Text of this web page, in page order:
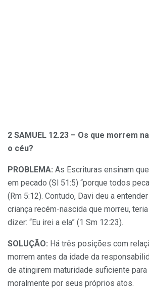
2 SAMUEL 12.23 – Os que morrem
o céu?
PROBLEMA: As Escrituras ensinam
em pecado (Sl 51:5) “porque todos
(Rm 5:12). Contudo, Davi deu a
criança recém-nascida que morreu,
dizer: “Eu irei a ela” (1 Sm 12:23).
SOLUÇÃO: Há três posições com
morrem antes da idade da
de atingirem maturidade suficiente
moralmente por seus próprios atos.